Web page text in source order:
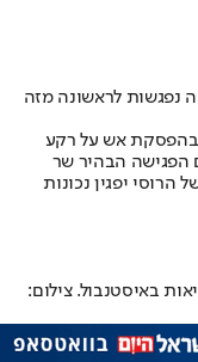
נפגשות לראשונה מזה
בהפסקת אש על רקע
הפגישה הבהיר שר
יפגין נכונות
באיסטנבול. צילום: